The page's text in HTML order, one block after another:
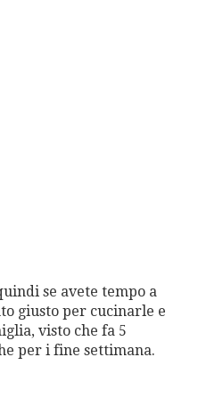
se avete tempo a
giusto per cucinarle e
visto che fa 5
per i fine settimana.